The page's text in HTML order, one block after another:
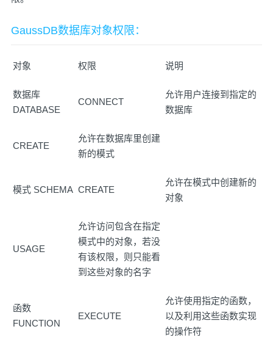
GaussDB数据库对象权限：
对象 权限 说明
数据库
DATABASE
CONNECT
允许用户连接到指定的
数据库
CREATE
允许在数据库里创建
新的模式
模式 SCHEMA CREATE
允许在模式中创建新的
对象
USAGE
允许访问包含在指定
模式中的对象，若没
有该权限，则只能看
到这些对象的名字
函数
FUNCTION
EXECUTE
允许使用指定的函数，
以及利用这些函数实现
的操作符